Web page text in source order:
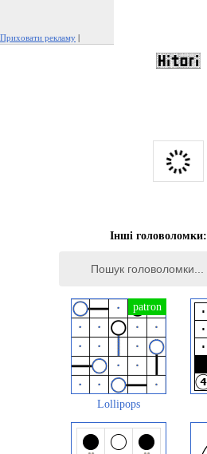
Приховати рекламу |
Інші головоломки:
Lollipops